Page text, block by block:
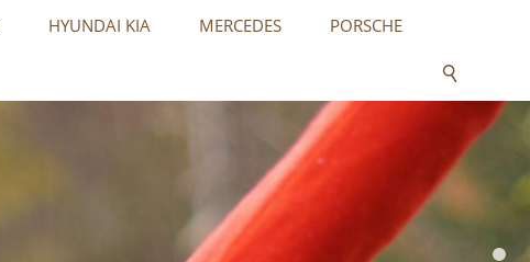
HYUNDAI KIA MERCEDES PORSCHE